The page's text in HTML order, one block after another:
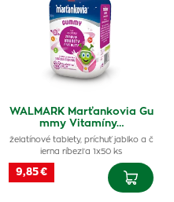
WALMARK Marťankovia Gu
mmy Vitamíny…
želatínové tablety, príchuť jablko a č
ierna ríbezľa 1x50 ks
9,85 €